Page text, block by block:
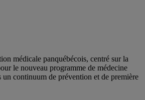
médicale panquébécois, centré sur la
le nouveau programme de médecine
continuum de prévention et de première